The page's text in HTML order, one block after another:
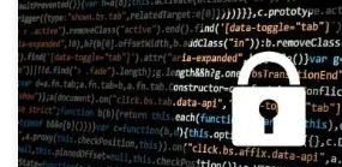
Ein VPN erlaubt den sicheren Zugang aus
private (Heim-)netz. Hier wird mit gezeigt,
Konfiguration mit einer FritzBox sein
FritzBox sowohl als VPN Router als auch
konfiguriert werden.